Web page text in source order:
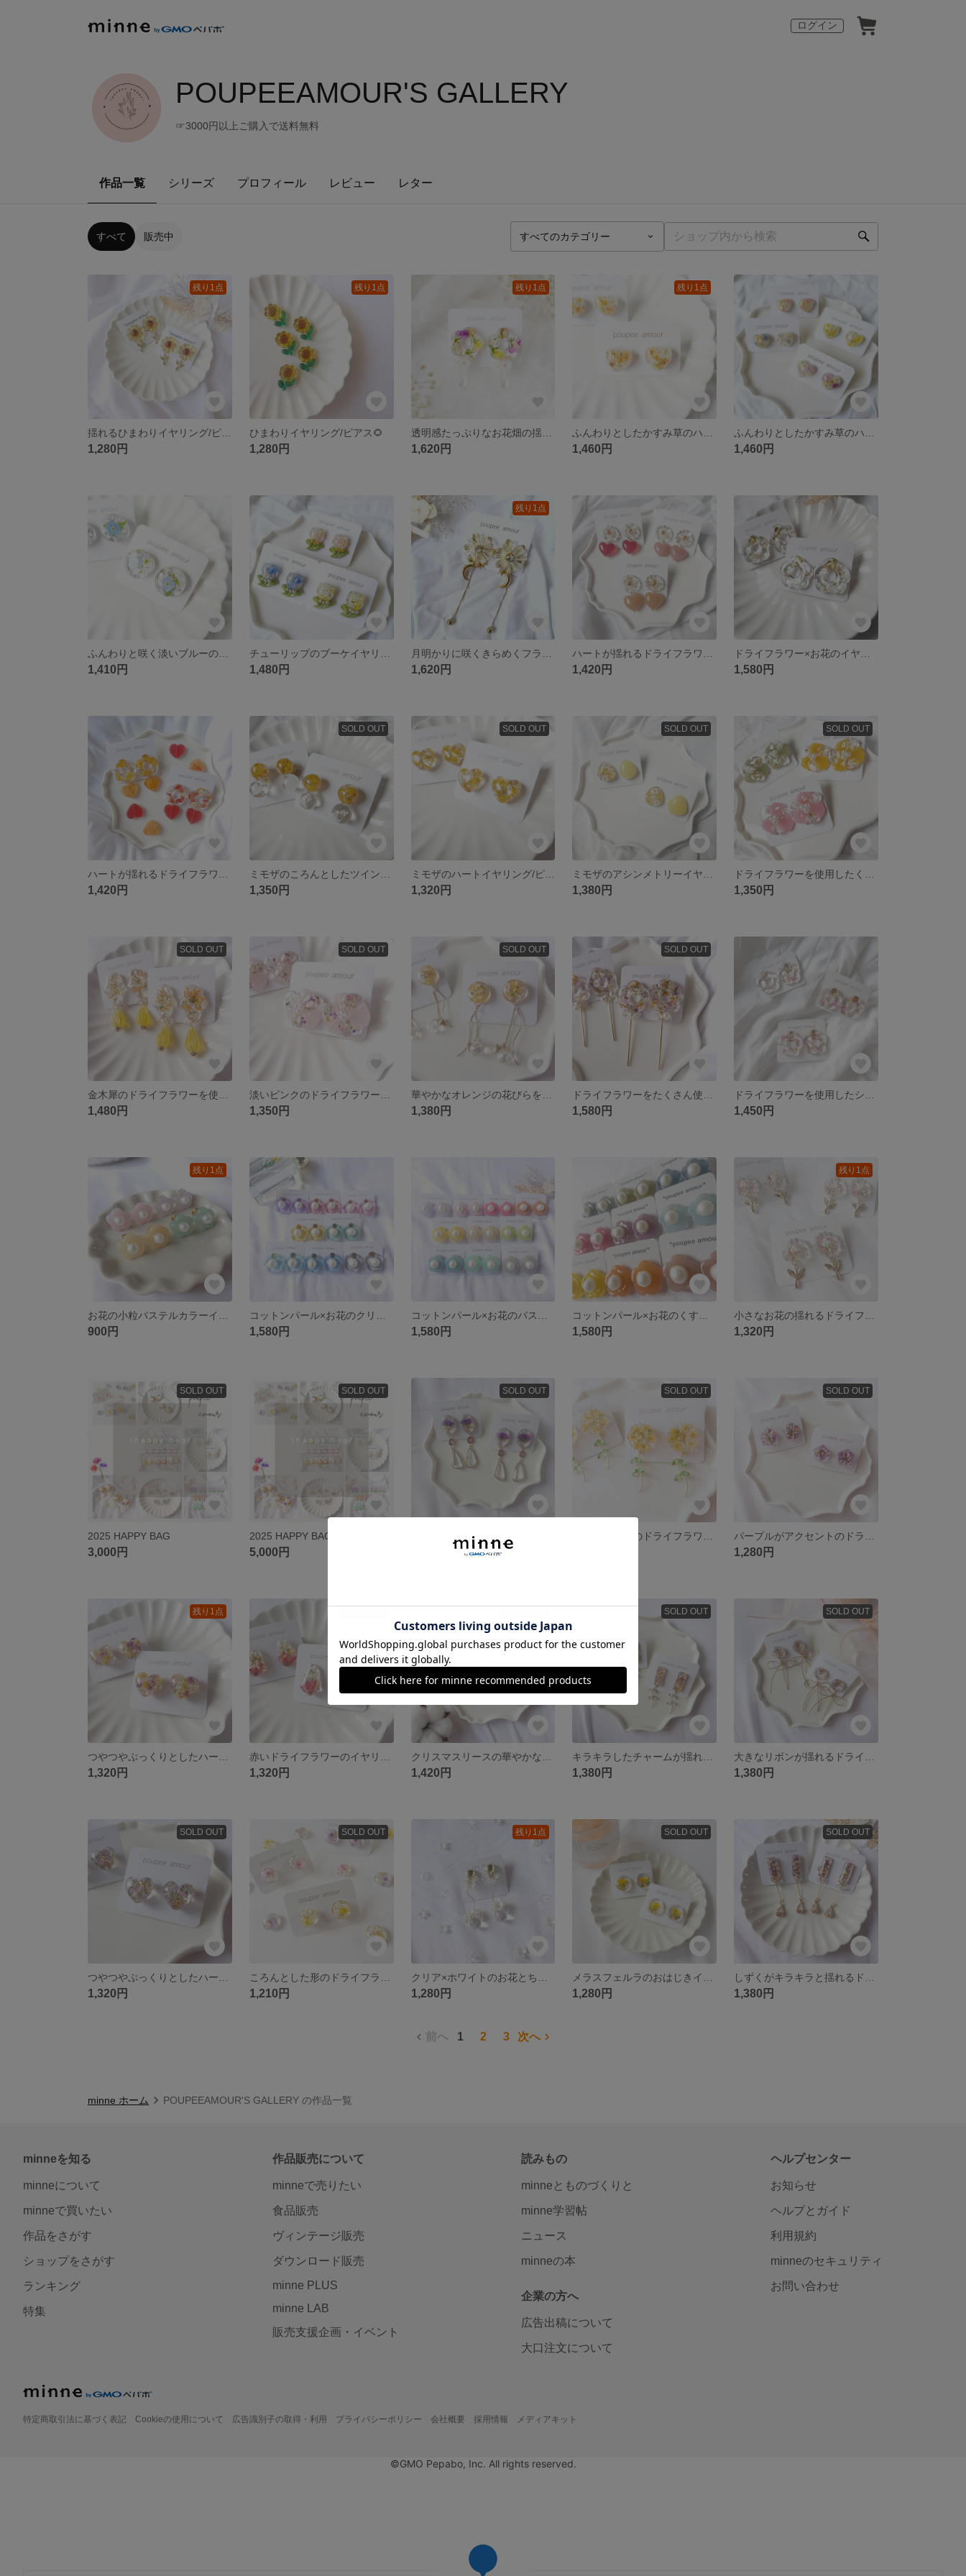
ログイン
POUPEEAMOUR'S GALLERY
☞3000円以上ご購入で送料無料
作品一覧 シリーズ プロフィール レビュー レター
すべて 販売中
残り1点
1,280円
残り1点
ひまわりイヤリング/ピアス🌻
1,280円
残り1点
透明感たっぷりなお花畑の揺れるクリアイヤリング/ピアス
1,620円
残り1点
1,460円 1,460円
1,410円 1,480円
残り1点
1,620円 1,420円 1,580円
1,420円
SOLD OUT
1,350円
SOLD OUT
ミモザのハートイヤリング/ピアス
1,320円
SOLD OUT
1,380円
SOLD OUT
1,350円
SOLD OUT
1,480円
SOLD OUT
1,350円
SOLD OUT
1,380円
SOLD OUT
1,580円 1,450円
残り1点
900円 1,580円 1,580円 1,580円
残り1点
1,320円
SOLD OUT
2025 HAPPY BAG
3,000円
SOLD OUT
2025 HAPPY BAG
5,000円
SOLD OUT SOLD OUT SOLD OUT
1,280円
残り1点
1,320円 1,320円 1,420円
SOLD OUT
1,380円
SOLD OUT
1,380円
SOLD OUT
1,320円
SOLD OUT
1,210円
残り1点
1,280円
SOLD OUT
1,280円
SOLD OUT
1,380円
前へ 1 2 3 次へ
minne ホーム POUPEEAMOUR'S GALLERY の作品一覧
minneを知る
minneについて
minneで買いたい
作品をさがす
ショップをさがす
ランキング
特集
作品販売について
minneで売りたい
食品販売
ヴィンテージ販売
ダウンロード販売
minne PLUS
minne LAB
販売支援企画・イベント
読みもの
minneとものづくりと
minne学習帖
ニュース
minneの本
企業の方へ
広告出稿について
大口注文について
ヘルプセンター
お知らせ
ヘルプとガイド
利用規約
minneのセキュリティ
お問い合わせ
特定商取引法に基づく表記 Cookieの使用について 広告識別子の取得・利用 プライバシーポリシー 会社概要 採用情報 メディアキット
©GMO Pepabo, Inc. All rights reserved.